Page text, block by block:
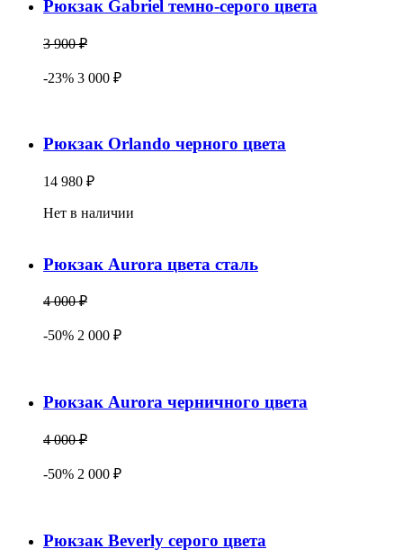
Рюкзак Gabriel темно-серого цвета
3 900 ₽
-23% 3 000 ₽
Рюкзак Orlando черного цвета
14 980 ₽
Нет в наличии
Рюкзак Aurora цвета сталь
4 000 ₽
-50% 2 000 ₽
Рюкзак Aurora черничного цвета
4 000 ₽
-50% 2 000 ₽
Рюкзак Beverly серого цвета